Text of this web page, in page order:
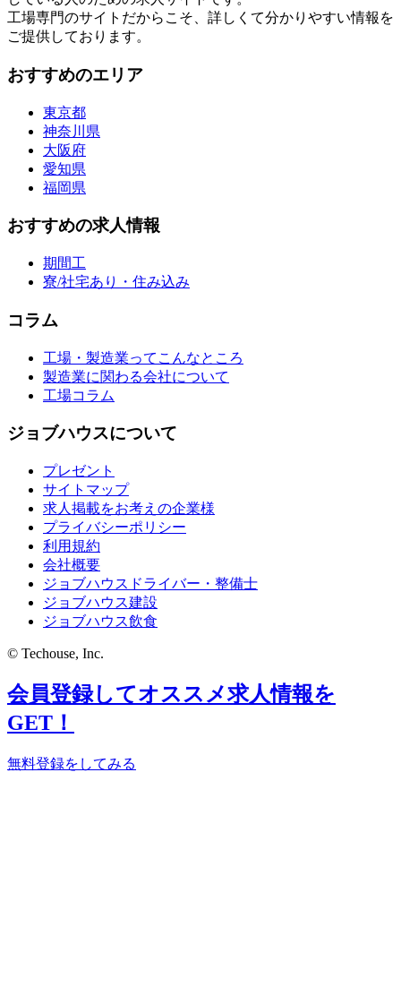
工場専門のサイトだからこそ、詳しくて分かりやすい情報を
ご提供しております。
おすすめのエリア
東京都
神奈川県
大阪府
愛知県
福岡県
おすすめの求人情報
期間工
寮/社宅あり・住み込み
コラム
工場・製造業ってこんなところ
製造業に関わる会社について
工場コラム
ジョブハウスについて
プレゼント
サイトマップ
求人掲載をお考えの企業様
プライバシーポリシー
利用規約
会社概要
ジョブハウスドライバー・整備士
ジョブハウス建設
ジョブハウス飲食
© Techouse, Inc.
会員登録してオススメ求人情報を
GET！
無料登録をしてみる